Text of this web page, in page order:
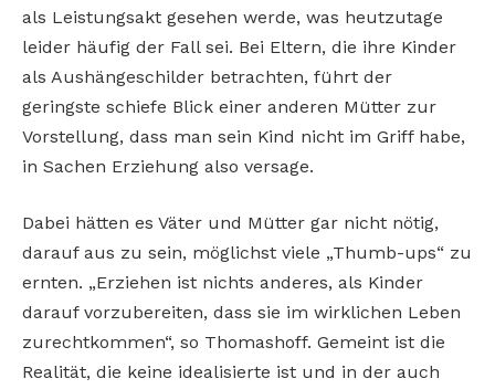
als Leistungsakt gesehen werde, was heutzutage
leider häufig der Fall sei. Bei Eltern, die ihre Kinder
als Aushängeschilder betrachten, führt der
geringste schiefe Blick einer anderen Mütter zur
Vorstellung, dass man sein Kind nicht im Griff habe,
in Sachen Erziehung also versage.
Dabei hätten es Väter und Mütter gar nicht nötig,
darauf aus zu sein, möglichst viele „Thumb-ups“ zu
ernten. „Erziehen ist nichts anderes, als Kinder
darauf vorzubereiten, dass sie im wirklichen Leben
zurechtkommen“, so Thomashoff. Gemeint ist die
Realität, die keine idealisierte ist und in der auch